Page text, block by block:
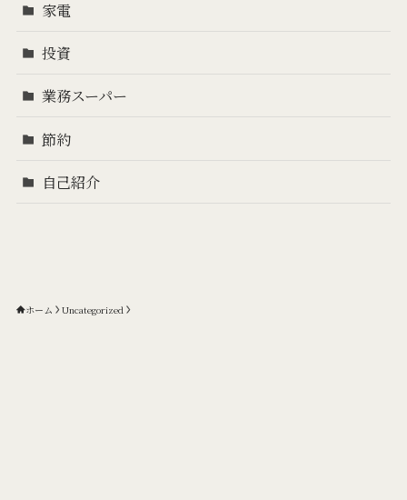
家電
投資
業務スーパー
節約
自己紹介
ホーム Uncategorized